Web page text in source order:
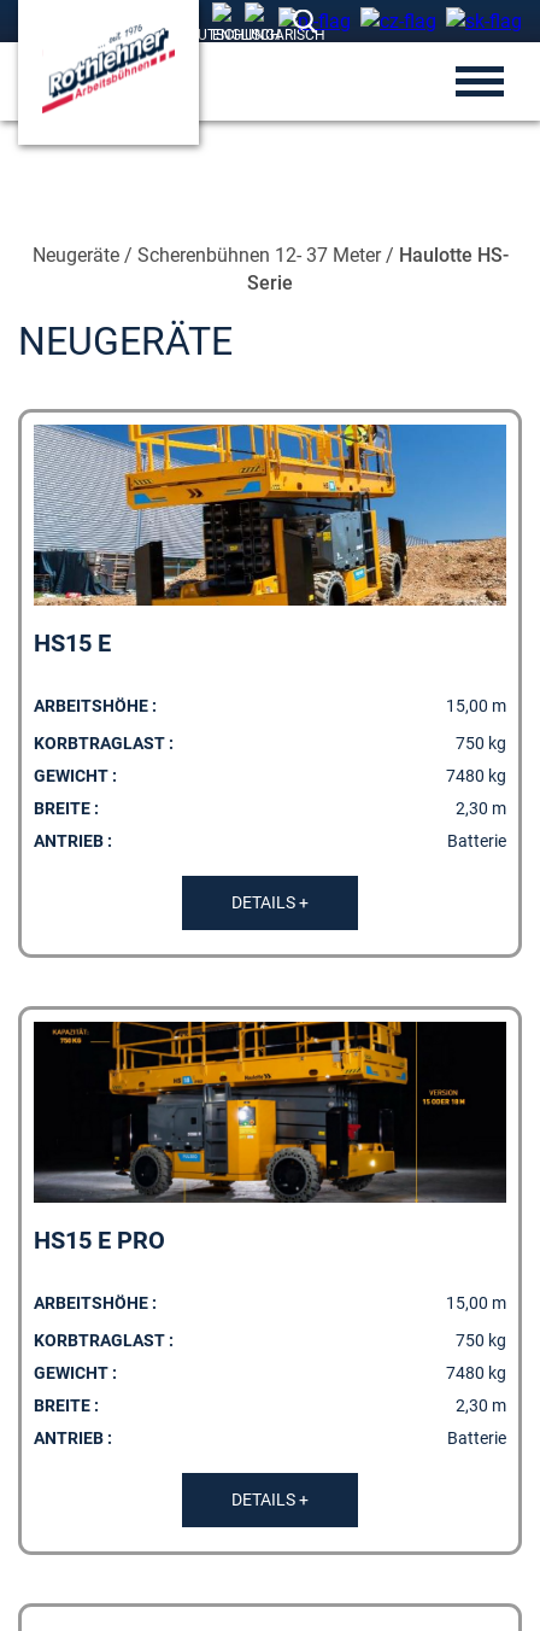
Neugeräte/ Scherenbühnen 12- 37 Meter/ Haulotte HS-
Serie
NEUGERÄTE
HS15 E
ARBEITSHÖHE :
15,00 m
KORBTRAGLAST :
750 kg
GEWICHT :
7480 kg
BREITE :
2,30 m
ANTRIEB :
Batterie
DETAILS +
HS15 E PRO
ARBEITSHÖHE :
15,00 m
KORBTRAGLAST :
750 kg
GEWICHT :
7480 kg
BREITE :
2,30 m
ANTRIEB :
Batterie
DETAILS +